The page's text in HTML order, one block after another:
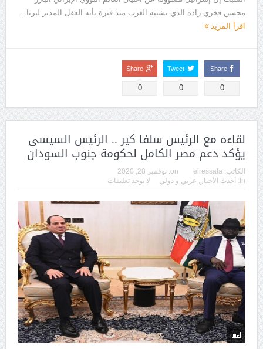
محسن فخري زاده الذي يشتبه الغرب منذ فترة بأنه العقل المدبر لبرنا...
اقرأ المزيد
Share
0
Tweet
0
Share
0
لقاءه مع الرئيس سلفا كير .. الرئيس السيسى
يؤكد دعم مصر الكامل لحكومة جنوب السودان
الكاتب: elressala
on: نوفمبر 28, 2020
In:
أحدث الأخبار , عربي و دولي لا يوجد تعليقات